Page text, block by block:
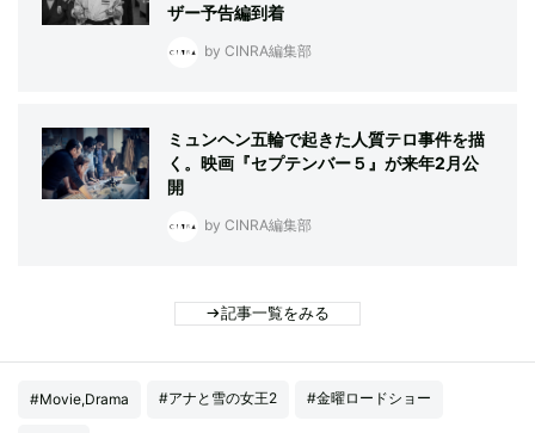
ザー予告編到着
by CINRA編集部
ミュンヘン五輪で起きた人質テロ事件を描
く。映画『セプテンバー５』が来年2月公
開
by CINRA編集部
記事一覧をみる
#Movie,Drama #アナと雪の女王2 #金曜ロードショー